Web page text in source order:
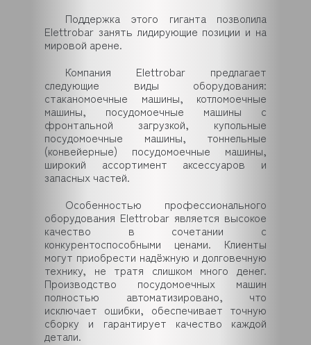
Поддержка этого гиганта позволила
Elettrobar занять лидирующие позиции и на
мировой арене.
Компания Elettrobar предлагает
следующие виды оборудования:
стаканомоечные машины, котломоечные
машины, посудомоечные машины с
фронтальной загрузкой, купольные
посудомоечные машины, тоннельные
(конвейерные) посудомоечные машины,
широкий ассортимент аксессуаров и
запасных частей.
Особенностью профессионального
оборудования Elettrobar является высокое
качество в сочетании с
конкурентоспособными ценами. Клиенты
могут приобрести надёжную и долговечную
технику, не тратя слишком много денег.
Производство посудомоечных машин
полностью автоматизировано, что
исключает ошибки, обеспечивает точную
сборку и гарантирует качество каждой
детали.